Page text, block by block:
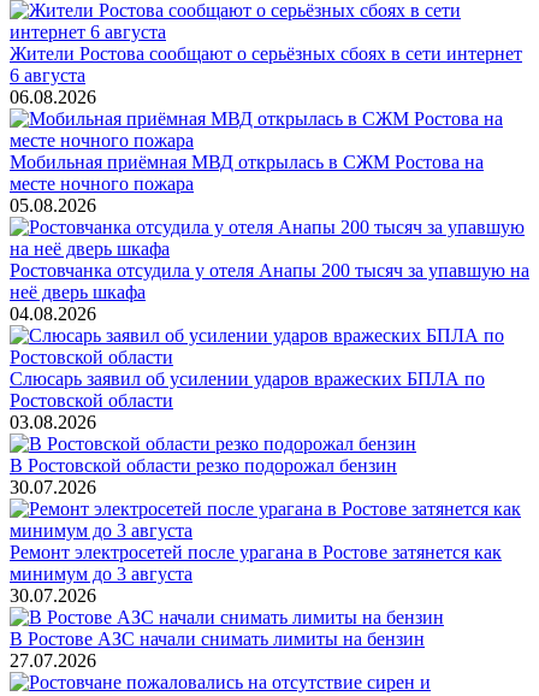
Жители Ростова сообщают о серьёзных сбоях в сети интернет
6 августа
06.08.2026
Мобильная приёмная МВД открылась в СЖМ Ростова на
месте ночного пожара
05.08.2026
Ростовчанка отсудила у отеля Анапы 200 тысяч за упавшую на
неё дверь шкафа
04.08.2026
Слюсарь заявил об усилении ударов вражеских БПЛА по
Ростовской области
03.08.2026
В Ростовской области резко подорожал бензин
30.07.2026
Ремонт электросетей после урагана в Ростове затянется как
минимум до 3 августа
30.07.2026
В Ростове АЗС начали снимать лимиты на бензин
27.07.2026